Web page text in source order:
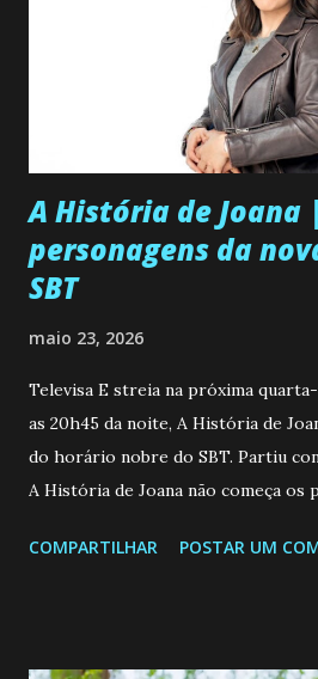
A História de Joana
personagens da
SBT
maio 23, 2026
Televisa E streia na próxima
as 20h45 da noite, A História de
do horário nobre do SBT. Partiu
A História de Joana não começa os
de 25/05/26 a 31/05/26 JOANA
COMPARTILHAR POSTAR UM